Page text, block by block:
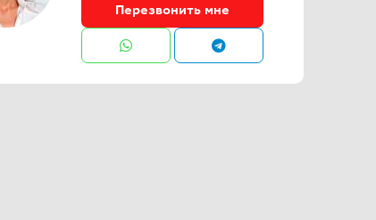
Перезвонить мне